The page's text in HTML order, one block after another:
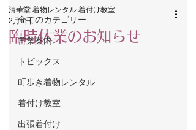
全てのカテゴリー
営業案内
トピックス
町歩き着物レンタル
着付け教室
出張着付け
臨時休業のお知らせ
清華堂 着物レンタル 着付け教室
2月6日